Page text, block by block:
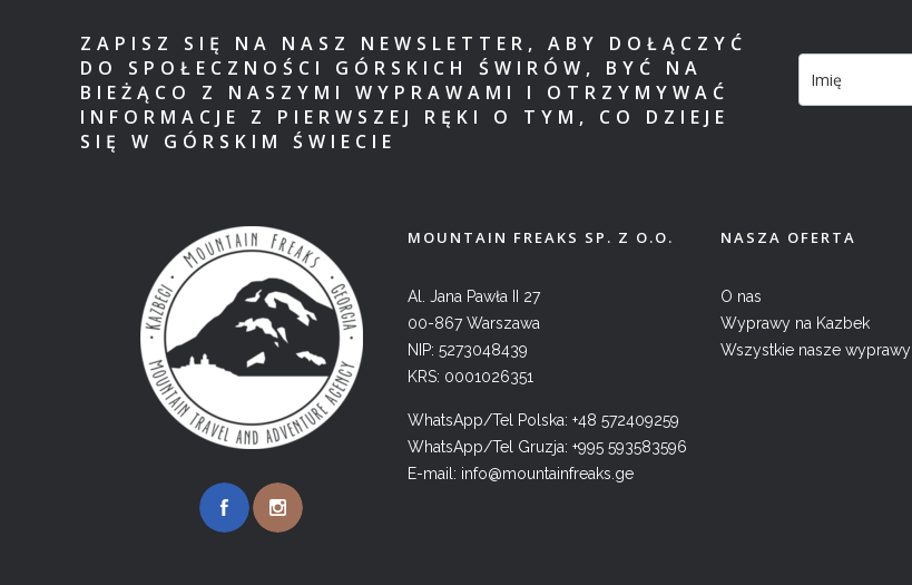
ZAPISZ SIĘ NA NASZ NEWSLETTER, ABY DOŁĄCZYĆ
DO SPOŁECZNOŚCI GÓRSKICH ŚWIRÓW, BYĆ NA
BIEŻĄCO Z NASZYMI WYPRAWAMI I OTRZYMYWAĆ
INFORMACJE Z PIERWSZEJ RĘKI O TYM, CO DZIEJE
SIĘ W GÓRSKIM ŚWIECIE
MOUNTAIN FREAKS SP. Z O.O.
Al. Jana Pawła II 27
00-867 Warszawa
NIP: 5273048439
KRS: 0001026351
WhatsApp/Tel Polska: +48 572409259
WhatsApp/Tel Gruzja: +995 593583596
E-mail: info@mountainfreaks.ge
NASZA OFERTA
O nas
Wyprawy na Kazbek
Wszystkie nasze wyprawy